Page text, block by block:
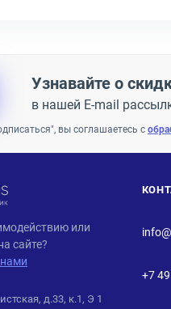
Узнавайте о
в нашей E-mail
вы соглашаетесь с
или
сайте?
д.33, к.1, Э 1
+7